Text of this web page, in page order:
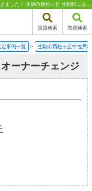
賃貸検索 売買検索
定事例一覧 > 生駒市西松ヶ丘中古戸
ーナーチェンジ